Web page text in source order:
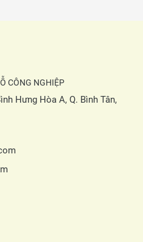
CÔNG NGHIỆP
Hưng Hòa A, Q. Bình Tân,